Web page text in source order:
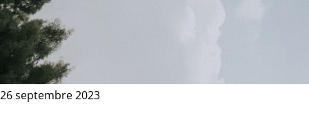
26 septembre 2023